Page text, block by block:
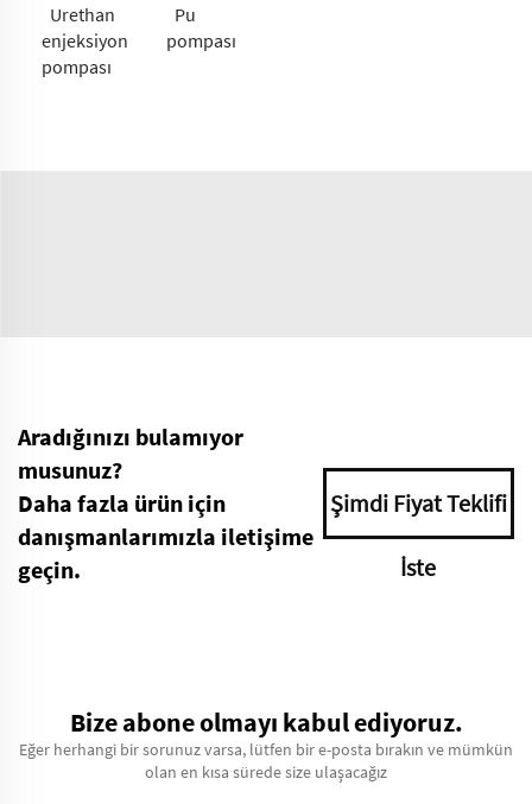
Urethan
enjeksiyon
pompası
Pu
pompası
Aradığınızı bulamıyor
musunuz?
Daha fazla ürün için
danışmanlarımızla iletişime
geçin.
Şimdi Fiyat Teklifi
İste
Bize abone olmayı kabul ediyoruz.
Eğer herhangi bir sorunuz varsa, lütfen bir e-posta bırakın ve mümkün
olan en kısa sürede size ulaşacağız